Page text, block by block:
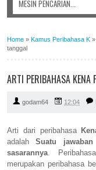
Home » Kamus Peribahasa K »
tanggal
ARTI PERIBAHASA KENA
godam64 12:04
Arti dari peribahasa
adalahSuatu
sasarannya. Peribahasa
merupakan peribahasa